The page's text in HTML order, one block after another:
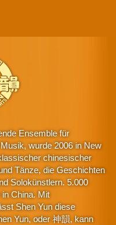
Ensemble für
wurde 2006 in New
chinesischer
Tänze, die Geschichten
Solokünstlern. 5.000
in China. Mit
Shen Yun diese
Yun, oder 神韻, kann